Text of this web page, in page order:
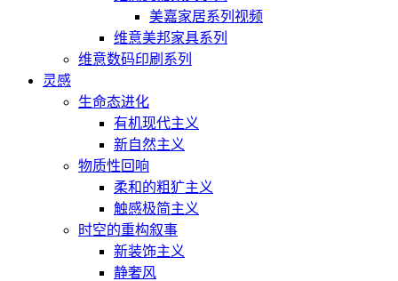
美嘉家居系列视频
维意美邦家具系列
维意数码印刷系列
灵感
生命态进化
有机现代主义
新自然主义
物质性回响
柔和的粗犷主义
触感极简主义
时空的重构叙事
新装饰主义
静奢风